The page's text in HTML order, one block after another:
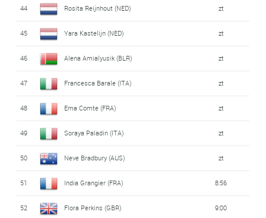
44 Rosita Reijnhout (NED) zt
45 Yara Kastelijn (NED) zt
46 Alena Amialyusik (BLR) zt
47 Francesca Barale (ITA) zt
48 Ema Comte (FRA) zt
49 Soraya Paladin (ITA) zt
50 Neve Bradbury (AUS) zt
51 India Grangier (FRA) 8:56
52 Flora Perkins (GBR) 9:00